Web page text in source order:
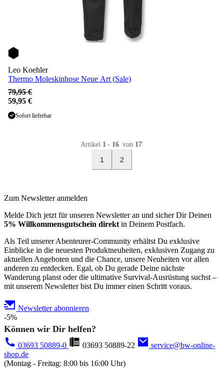
Leo Koehler
Thermo Moleskinhose Neue Art (Sale)
79,95 €
59,95 €
Sofort lieferbar
Artikel 1 - 16 von 17
1 2
Zum Newsletter anmelden
Melde Dich jetzt für unseren Newsletter an und sicher Dir Deinen
5% Willkommensgutschein direkt in Deinem Postfach.
Als Teil unserer Abenteurer-Community erhältst Du exklusive
Einblicke in die neuesten Produktneuheiten, exklusiven Zugang zu
aktuellen Angeboten und die Chance, unsere Neuheiten vor allen
anderen zu entdecken. Egal, ob Du gerade Deine nächste
Wanderung planst oder die ultimative Survival-Ausrüstung suchst –
mit unserem Newsletter bist Du immer einen Schritt voraus.
Newsletter abonnieren
-5%
Können wir Dir helfen?
03693 50889-0 03693 50889-22
service@bw-online-
shop.de
(Montag - Freitag: 8:00 bis 16:00 Uhr)